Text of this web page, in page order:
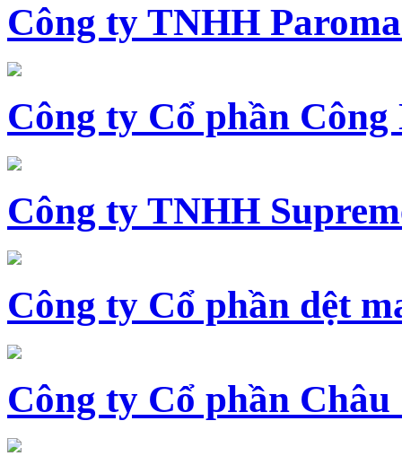
Công ty TNHH
Công ty Cổ phần Công
Công ty TNHH
Công ty Cổ phần dệt
Công ty Cổ phần Châu